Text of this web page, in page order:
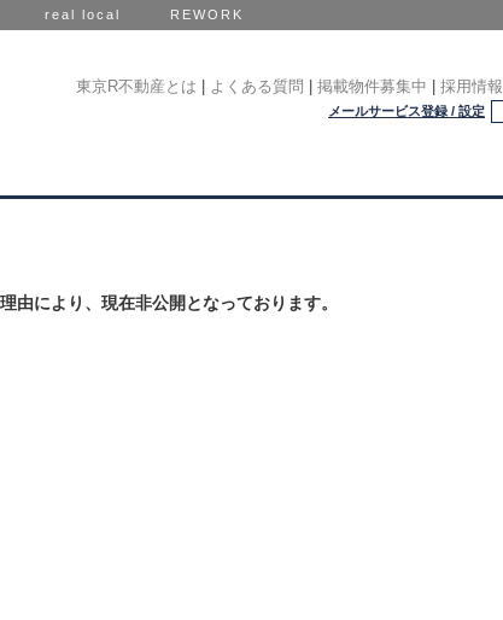
real local REWORK
東京R不動産とは よくある質問 掲載物件募集中 採用情報
メールサービス登録 / 設定
由により、現在非公開となっております。